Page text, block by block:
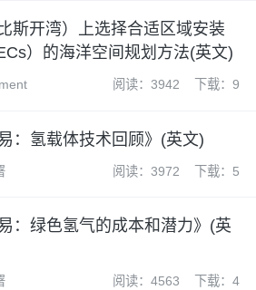
斯开湾）上选择合适区域安装
）的海洋空间规划方法(英文)
阅读：3942 下载：9
：氢载体技术回顾》(英文)
阅读：3972 下载：5
：绿色氢气的成本和潜力》(英
阅读：4563 下载：4